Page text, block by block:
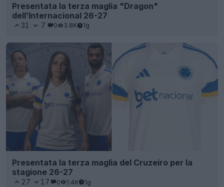
Presentata la terza maglia "Dragon"
dell’Internacional 26-27
31 7 0 3.8K 1g
Presentata la terza maglia del Cruzeiro per la
stagione 26-27
27 17 0 1.4K 1g